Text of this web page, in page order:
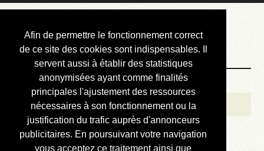
Afin de permettre le fonctionnement correct
de ce site des cookies sont indispensables. Il
servent aussi à établir des statistiques
anonymisées ayant comme finalités
principales l'ajustement des ressources
nécessaires à son fonctionnement ou la
justification du trafic auprès d'annonceurs
publicitaires. En poursuivant votre navigation
vous acceptez ce traitement ainsi que
Courbis, « LE »
Blog Officiel
Bienvenue
Réalisations
Divers (et d’été)